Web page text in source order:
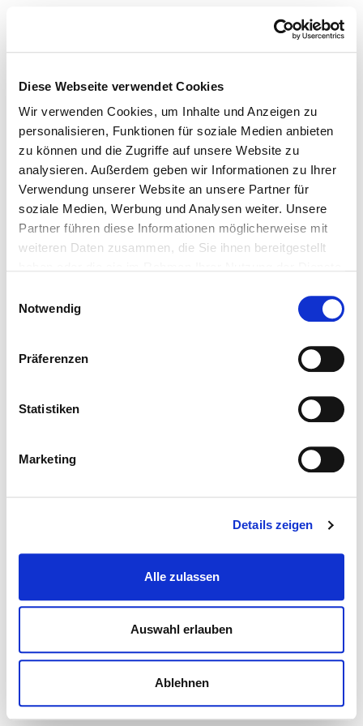
Diese Webseite verwendet Cookies
Wir verwenden Cookies, um Inhalte und Anzeigen zu
personalisieren, Funktionen für soziale Medien anbieten
zu können und die Zugriffe auf unsere Website zu
analysieren. Außerdem geben wir Informationen zu Ihrer
Verwendung unserer Website an unsere Partner für
soziale Medien, Werbung und Analysen weiter. Unsere
Partner führen diese Informationen möglicherweise mit
weiteren Daten zusammen, die Sie ihnen bereitgestellt
Notwendig
Präferenzen
Statistiken
Marketing
Details zeigen
Alle zulassen
Auswahl erlauben
Ablehnen